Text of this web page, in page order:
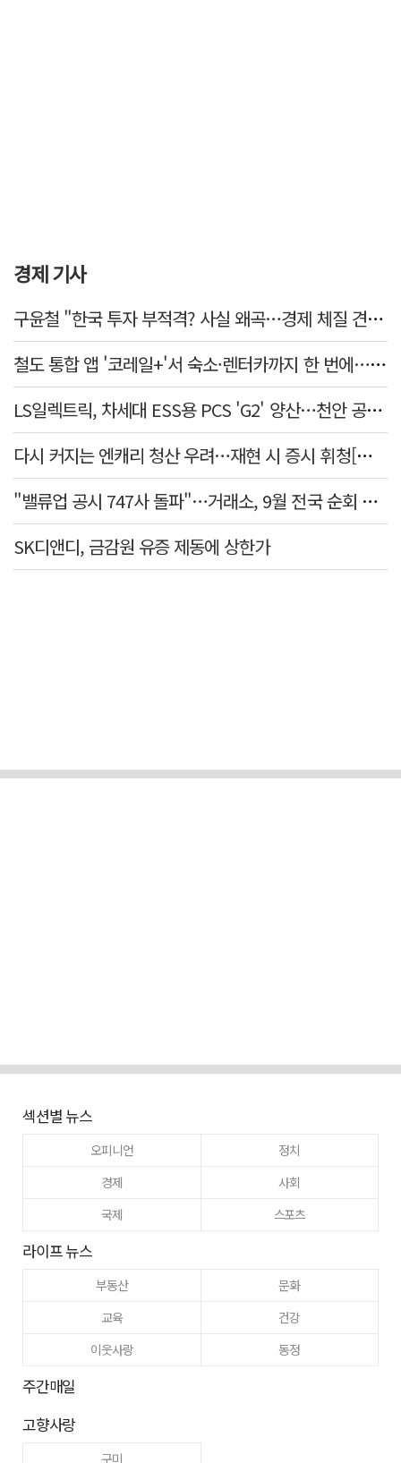
경제 기사
구윤철 "한국 투자 부적격? 사실 왜곡…경제 체질 견실"
철도 통합 앱 '코레일+'서 숙소·렌터카까지 한 번에…여행 서비스 확대
LS일렉트릭, 차세대 ESS용 PCS 'G2' 양산…천안 공장서 출하
다시 커지는 엔캐리 청산 우려…재현 시 증시 휘청[매일뭐니머니]
"밸류업 공시 747사 돌파"…거래소, 9월 전국 순회 설명회 연다
SK디앤디, 금감원 유증 제동에 상한가
섹션별 뉴스
오피니언
정치
경제
사회
국제
스포츠
라이프 뉴스
부동산
문화
교육
건강
이웃사랑
동정
주간매일
고향사랑
구미